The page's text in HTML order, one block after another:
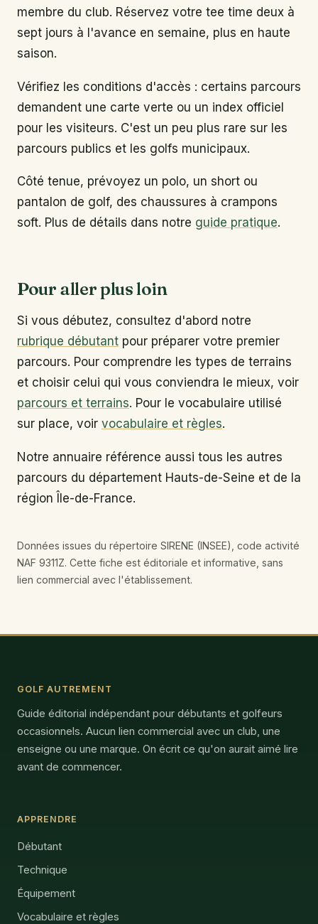
membre du club. Réservez votre tee time deux à
sept jours à l'avance en semaine, plus en haute
saison.
Vérifiez les conditions d'accès : certains parcours
demandent une carte verte ou un index officiel
pour les visiteurs. C'est un peu plus rare sur les
parcours publics et les golfs municipaux.
Côté tenue, prévoyez un polo, un short ou
pantalon de golf, des chaussures à crampons
soft. Plus de détails dans notre guide pratique.
Pour aller plus loin
Si vous débutez, consultez d'abord notre
rubrique débutant pour préparer votre premier
parcours. Pour comprendre les types de terrains
et choisir celui qui vous conviendra le mieux, voir
parcours et terrains. Pour le vocabulaire utilisé
sur place, voir vocabulaire et règles.
Notre annuaire référence aussi tous les autres
parcours du département Hauts-de-Seine et de la
région Île-de-France.
Données issues du répertoire SIRENE (INSEE), code activité
NAF 9311Z. Cette fiche est éditoriale et informative, sans
lien commercial avec l'établissement.
GOLF AUTREMENT
Guide éditorial indépendant pour débutants et golfeurs
occasionnels. Aucun lien commercial avec un club, une
enseigne ou une marque. On écrit ce qu'on aurait aimé lire
avant de commencer.
APPRENDRE
Débutant
Technique
Équipement
Vocabulaire et règles